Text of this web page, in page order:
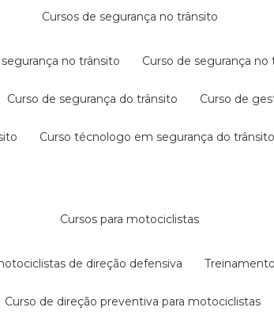
cursos de segurança no trânsito
no trânsito curso de segurança
curso de segurança do trânsito curso de
curso técnologo em segurança do trânsito
cursos para motociclistas
de direção defensiva
curso de direção preventiva para motociclistas